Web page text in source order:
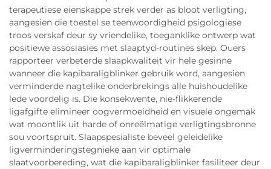
terapeutiese eienskappe strek verder as bloot verligting,
aangesien die toestel se teenwoordigheid psigologiese
troos verskaf deur sy vriendelike, toeganklike ontwerp wat
positiewe assosiasies met slaaptyd-routines skep. Ouers
rapporteer verbeterde slaapkwaliteit vir hele gesinne
wanneer die kapibaraligblinker gebruik word, aangesien
verminderde nagtelike onderbrekings alle huishoudelike
lede voordelig is. Die konsekwente, nie-flikkerende
ligafgifte elimineer oogvermoeidheid en visuele ongemak
wat moontlik uit harde of onreëlmatige verligtingsbronne
sou voortspruit. Slaapspesialiste beveel geleidelike
ligverminderingstegnieke aan vir optimale
slaatvoorbereding, wat die kapibaraligblinker fasiliteer deur